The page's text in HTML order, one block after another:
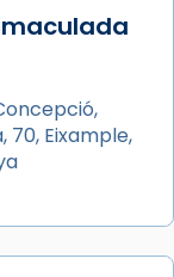
is at Catedral
70, Eixample,